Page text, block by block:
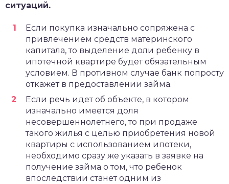
ситуаций.
Если покупка изначально сопряжена с
привлечением средств материнского
капитала, то выделение доли ребенку в
ипотечной квартире будет обязательным
условием. В противном случае банк попросту
откажет в предоставлении займа.
Если речь идет об объекте, в котором
изначально имеется доля
несовершеннолетнего, то при продаже
такого жилья с целью приобретения новой
квартиры с использованием ипотеки,
необходимо сразу же указать в заявке на
получение займа о том, что ребенок
впоследствии станет одним из